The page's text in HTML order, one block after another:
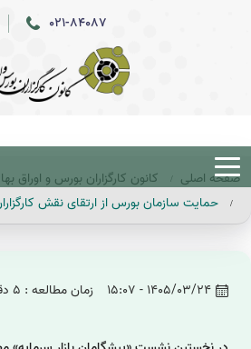
021-84087
صفحه اصلی کانون کارگزاران بورس و اوراق
حمایت سازمان بورس از ارتقای نقش
1405/03/24 - 15:07 زمان مطالعه : 5 دقیقه